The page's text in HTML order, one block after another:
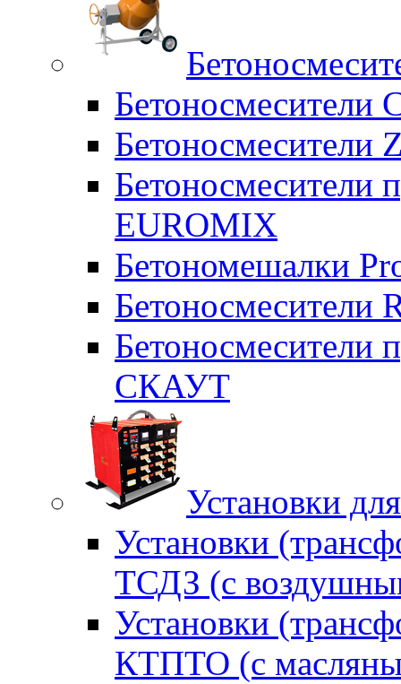
Бетоносмесители
Бетоносмесители
Бетоносмесители
EUROMIX
Бетономешалки
Бетоносмесители
Бетоносмесители
СКАУТ
Установки
Установки
ТСДЗ (c
Установки
КТПТО (c